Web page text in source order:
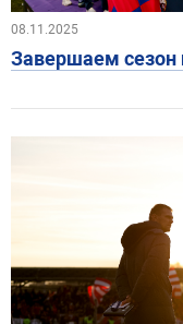
08.11.2025
Завершаем сезон